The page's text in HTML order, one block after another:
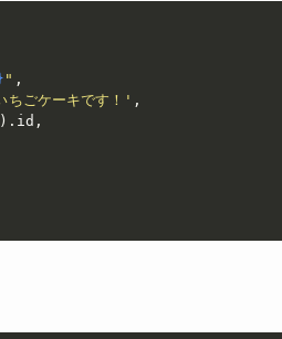
} " ,
ちごケーキです！' ,
) . id ,